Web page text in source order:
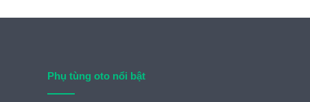
Phụ tùng oto nổi bật